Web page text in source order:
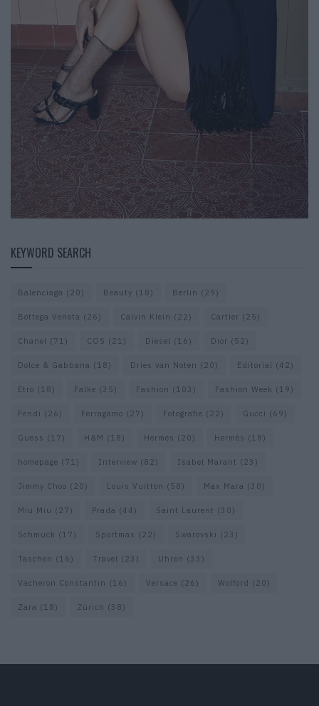
KEYWORD SEARCH
Balenciaga (20) Beauty (18) Berlin (29)
Bottega Veneta (26) Calvin Klein (22) Cartier (25)
Chanel (71) COS (21) Diesel (16) Dior (52)
Dolce & Gabbana (18) Dries van Noten (20) Editorial (42)
Etro (18) Falke (35) Fashion (103) Fashion Week (19)
Fendi (26) Ferragamo (27) Fotografie (22) Gucci (69)
Guess (17) H&M (18) Hermes (20) Hermès (18)
homepage (71) Interview (82) Isabel Marant (23)
Jimmy Choo (20) Louis Vuitton (58) Max Mara (30)
Miu Miu (27) Prada (44) Saint Laurent (30)
Schmuck (17) Sportmax (22) Swarovski (23)
Taschen (16) Travel (23) Uhren (33)
Vacheron Constantin (16) Versace (26) Wolford (20)
Zara (18) Zürich (38)